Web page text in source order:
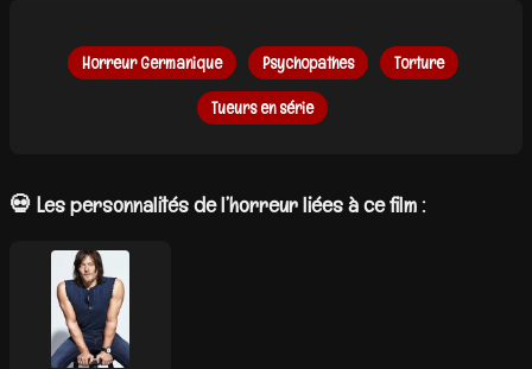
Horreur Germanique Psychopathes Torture
Tueurs en série
💀 Les personnalités de l’horreur liées à ce film :